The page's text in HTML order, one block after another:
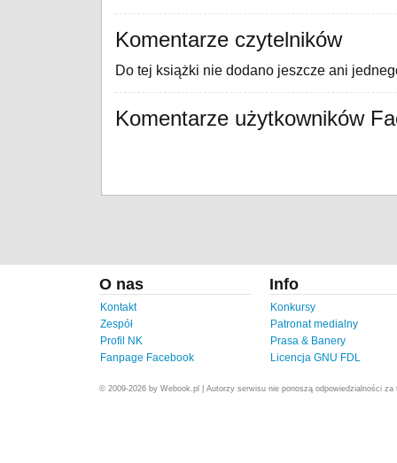
Komentarze czytelników
Do tej książki nie dodano jeszcze ani
Komentarze użytkowników
O nas
Kontakt
Zespół
Profil NK
Fanpage Facebook
Info
Konkursy
Patronat medialny
Prasa & Banery
Licencja GNU FDL
© 2009-2026 by Webook.pl | Autorzy serwisu nie ponoszą odpowiedzialności